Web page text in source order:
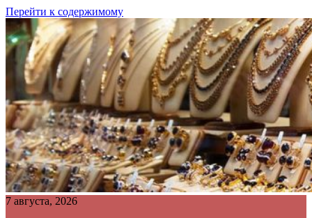
Перейти к содержимому
7 августа, 2026